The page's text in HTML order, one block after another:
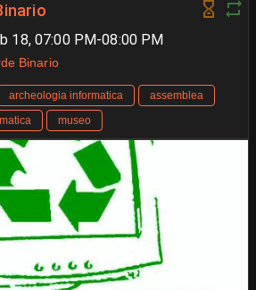
18, 07:00 PM-08:00 PM
Binario
archeologia informatica
assemblea
museo